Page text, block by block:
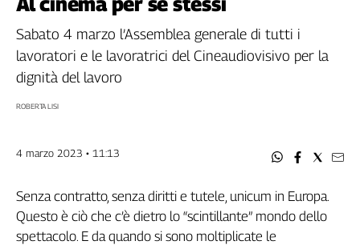
Filcams
Filctem
Fillea
Filt
Flc
Nidil
Slc
Spi
Sabato 4 marzo l’Assemblea generale di tutti i
lavoratori e le lavoratrici del Cineaudiovisivo per la
dignità del lavoro
ROBERTA LISI
4 marzo 2023 • 11:13
Senza contratto, senza diritti e tutele, unicum in Europa.
Questo è ciò che c’è dietro lo “scintillante” mondo dello
spettacolo. E da quando si sono moltiplicate le